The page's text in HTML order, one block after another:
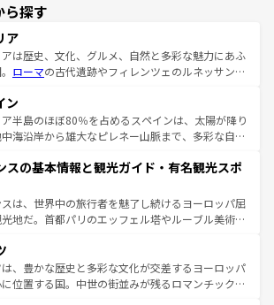
ら探す
ア
は歴史、文化、グルメ、自然と多彩な魅力にあふ
ローマの古代遺跡やフィレンツェのルネッサンス
スカーナの美しい田園風景やアマルフィ海岸の絶
自然景観も見逃せない。観光の合間には、本場の
スタなど、絶品のイタリア料理を堪能することも
れるイタリアで、忘れられない旅をしてみよう！
着のイタリア情報は
ン
半島のほぼ80％を占めるスペインは、太陽が降り
海沿岸から雄大なピレネー山脈まで、多彩な自然
付くこの国では、情熱的なフラメンコ、熱気あふ
、そして美味しいタパスが生活の一部となってい
マドリードの洗練された雰囲気や、バルセロナの
溢れた街角から、地方では古代ローマ遺跡や中世
地方によって風土や気候が異なるスペインはその個
性で訪れる人を魅了する。 なお、新着のスペイン情報は コ
一覧を参照してほしい。
スの基本情報と観光ガイド・有名観光スポ
は、世界中の旅行者を魅了し続けるヨーロッパ屈
地だ。首都パリのエッフェル塔やルーブル美術館
広い魅力が詰まっている。華麗な宮殿、歴史的な大
美しいビーチ、そして豊かな自然が、訪れる者を心
する。また、フランスは美食の国としても知ら
は、豊かな歴史と多彩な文化が交差するヨーロッパ
位置する国。中世の街並みが残るロマンチック街